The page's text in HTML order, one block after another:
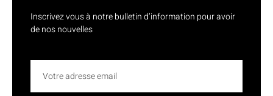
Inscrivez vous à notre bulletin d’information pour avoir
de nos nouvelles